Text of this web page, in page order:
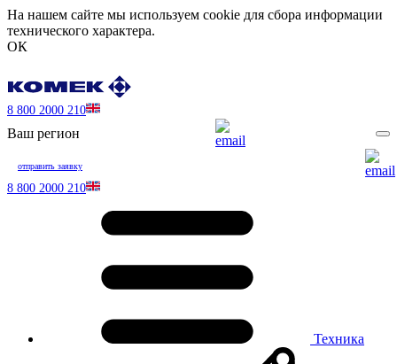
На нашем сайте мы используем cookie для сбора информации
технического характера.
ОК
8 800 2000 210
Ваш регион
отправить заявку
8 800 2000 210
Техника